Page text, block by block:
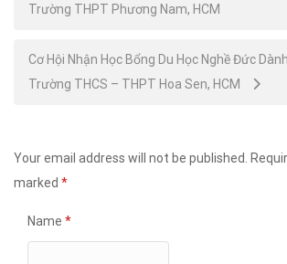
navigation
Trường THPT Phương Nam, HCM
Cơ Hội Nhận Học Bổng Du Học Nghề Đức
Trường THCS – THPT Hoa Sen, HCM
Your email address will not be published.
marked *
Name *